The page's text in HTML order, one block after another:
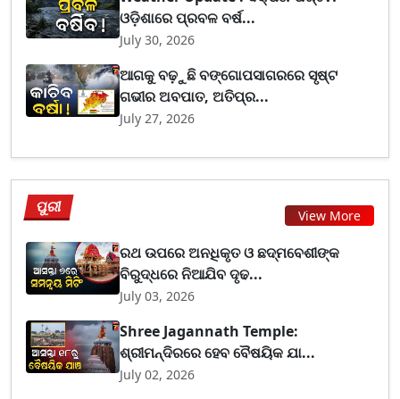
ଓଡ଼ିଶାରେ ପ୍ରବଳ ବର୍ଷ...
July 30, 2026
ଆଗକୁ ବଢ଼ୁଛି ବଙ୍ଗୋପସାଗରରେ ସୃଷ୍ଟ
ଗଭୀର ଅବପାତ, ଅତିପ୍ର...
July 27, 2026
ପୁରୀ View More
ରଥ ଉପରେ ଅନଧିକୃତ ଓ ଛଦ୍ମବେଶୀଙ୍କ
ବିରୁଦ୍ଧରେ ନିଆଯିବ ଦୃଢ...
July 03, 2026
Shree Jagannath Temple:
ଶ୍ରୀମନ୍ଦିରରେ ହେବ ବୈଷୟିକ ଯା...
July 02, 2026